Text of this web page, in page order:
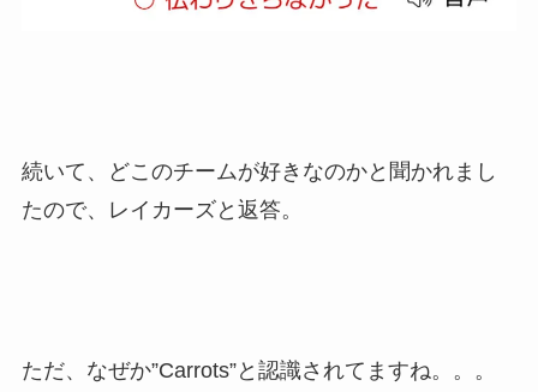
続いて、どこのチームが好きなのかと聞かれまし
たので、レイカーズと返答。
ただ、なぜか”Carrots”と認識されてますね。。。